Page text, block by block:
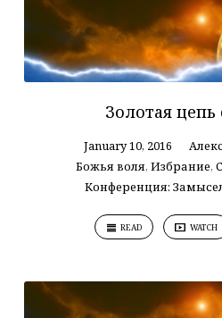
Золотая цепь
January 10, 2016
Божья воля, Избрание,
Конференция:
READ WATCH